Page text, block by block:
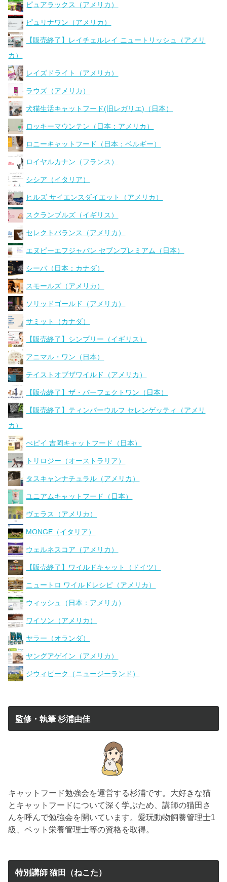
ピュアラックス（アメリカ）
ピュリナワン（アメリカ）
【販売終了】レイチェルレイ ニュートリッシュ（アメリ
カ）
レイズドライト（アメリカ）
ラウズ（アメリカ）
犬猫生活キャットフード(旧レガリエ)（日本）
ロッキーマウンテン（日本：アメリカ）
ロニーキャットフード（日本：ベルギー）
ロイヤルカナン（フランス）
シシア（イタリア）
ヒルズ サイエンスダイエット（アメリカ）
スクランブルズ（イギリス）
セレクトバランス（アメリカ）
エヌピーエフジャパン セブンプレミアム（日本）
シーバ（日本：カナダ）
スモールズ（アメリカ）
ソリッドゴールド（アメリカ）
サミット（カナダ）
【販売終了】シンプリー（イギリス）
アニマル・ワン（日本）
テイストオブザワイルド（アメリカ）
【販売終了】ザ・パーフェクトワン（日本）
【販売終了】ティンバーウルフ セレンゲッティ（アメリ
カ）
ぺピイ 吉岡キャットフード（日本）
トリロジー（オーストラリア）
タスキャンナチュラル（アメリカ）
ユニアムキャットフード（日本）
ヴェラス（アメリカ）
MONGE（イタリア）
ウェルネスコア（アメリカ）
【販売終了】ワイルドキャット（ドイツ）
ニュートロ ワイルドレシピ（アメリカ）
ウィッシュ（日本：アメリカ）
ワイソン（アメリカ）
ヤラー（オランダ）
ヤングアゲイン（アメリカ）
ジウィピーク（ニュージーランド）
監修・執筆 杉浦由佳
キャットフード勉強会を運営する杉浦です。大好きな猫
とキャットフードについて深く学ぶため、講師の猫田さ
んを呼んで勉強会を開いています。愛玩動物飼養管理士1
級、ペット栄養管理士等の資格を取得。
特別講師 猫田（ねこた）